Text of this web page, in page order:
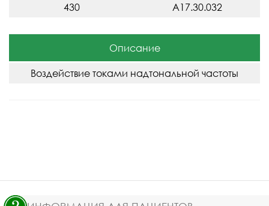
430 A17.30.032
Описание
Воздействие токами надтональной частоты